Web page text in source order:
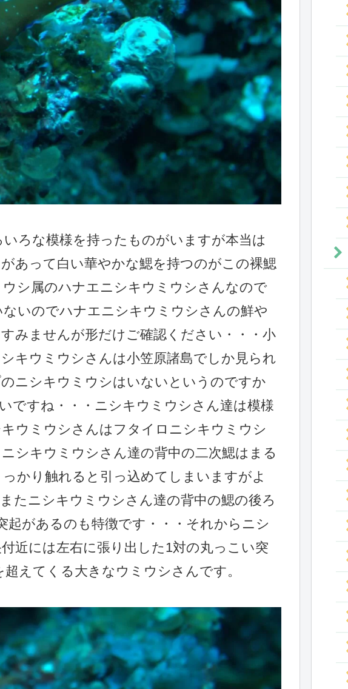
ろな模様を持ったものがいますが本当は
あって白い華やかな鰓を持つのがこの裸鰓
シ属のハナエニシキウミウシさんなので
いのでハナエニシキウミウシさんの鮮や
みませんが形だけご確認ください・・・小
キウミウシさんは小笠原諸島でしか見られ
ニシキウミウシはいないというのですか
ですね・・・ニシキウミウシさん達は模様
ウミウシさんはフタイロニシキウミウシ
シキウミウシさん達の背中の二次鰓はまる
かり触れると引っ込めてしまいますがよ
たニシキウミウシさん達の背中の鰓の後ろ
起があるのも特徴です・・・それからニシ
近には左右に張り出した1対の丸っこい突
えてくる大きなウミウシさんです。